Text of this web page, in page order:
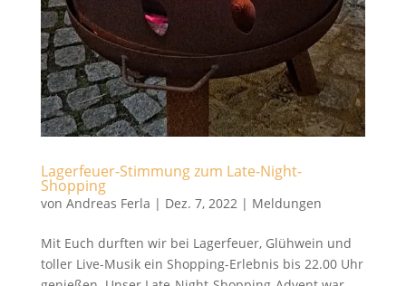
Lagerfeuer-Stimmung zum Late-Night-
Shopping
von Andreas Ferla | Dez. 7, 2022| Meldungen
Mit Euch durften wir bei Lagerfeuer, Glühwein und
toller Live-Musik ein Shopping-Erlebnis bis 22.00 Uhr